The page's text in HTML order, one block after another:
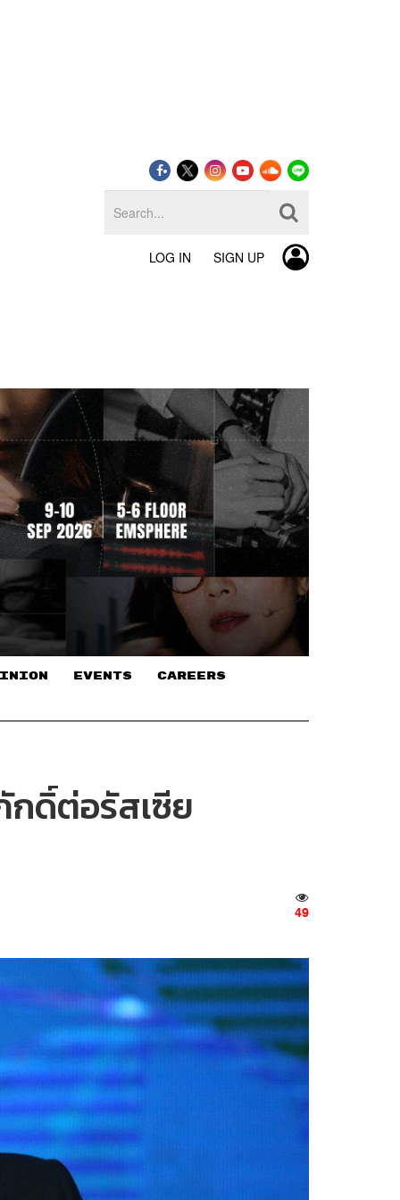
LOG IN SIGN UP
EVENTS CAREERS
ดิ์ต่อรัสเซีย
49